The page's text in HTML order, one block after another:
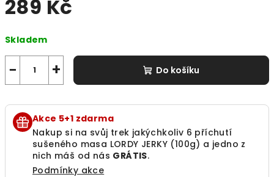
289 Kč
cena:
Skladem
+
− Do košíku
Akce 5+1 zdarma
Nakup si na svůj trek jakýchkoliv 6 příchutí
sušeného masa LORDY JERKY (100g) a jedno z
nich máš od nás GRÁTIS.
Podmínky akce